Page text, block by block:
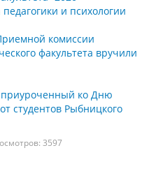
и психологии
комиссии
факультета вручили
ко Дню
студентов Рыбницкого
3597